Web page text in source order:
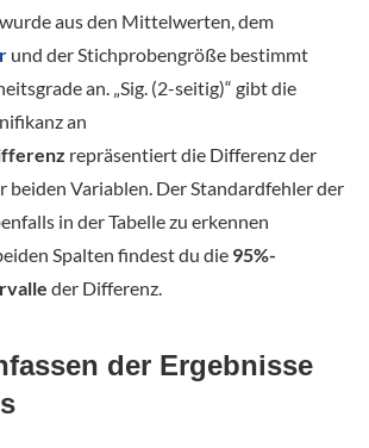
aus den Mittelwerten, dem
und der Stichprobengröße bestimmt
an. „Sig. (2-seitig)“ gibt die
an
repräsentiert die Differenz der
Variablen. Der Standardfehler der
in der Tabelle zu erkennen
Spalten findest du die 95%-
der Differenz.
der Ergebnisse